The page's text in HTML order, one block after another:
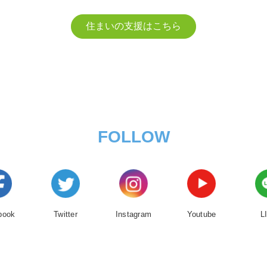
住まいの支援はこちら
FOLLOW
Twitter Instagram Youtube